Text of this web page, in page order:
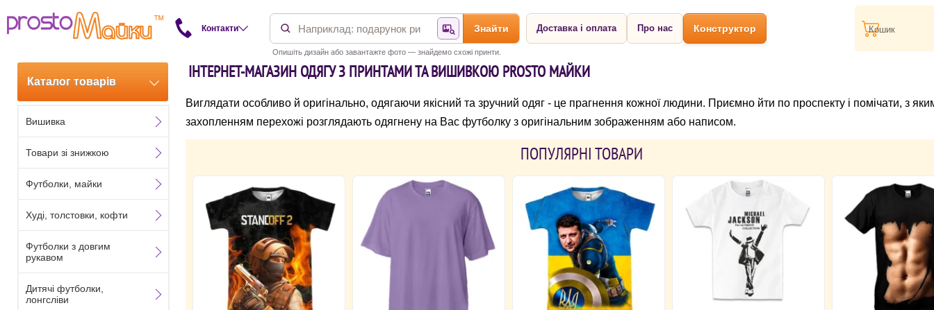
Контакти Знайти за фотографією
Знайти
Опишіть дизайн або завантажте фото — знайдемо схожі принти.
Доставка і оплата Про нас Конструктор Кошик
ІНТЕРНЕТ-МАГАЗИН ОДЯГУ З ПРИНТАМИ ТА ВИШИВКОЮ PROSTO МАЙКИ
Виглядати особливо й оригінально, одягаючи якісний та зручний одяг - це прагнення кожної людини. Приємно йти по проспекту і помічати, з
захопленням перехожі розглядають одягнену на Вас футболку з оригінальним зображенням або написом.
ПОПУЛЯРНІ ТОВАРИ
Каталог товарів
Вишивка
Товари зі знижкою
Футболки, майки
Худі, толстовки, кофти
Футболки з довгим
рукавом
Дитячі футболки,
лонгсліви